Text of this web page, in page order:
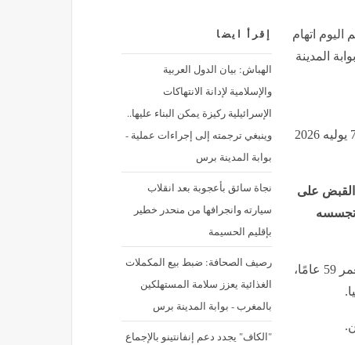
إقرأ ايضا
الهباش: بيان الدول العربية
والإسلامية لإدانة الانتهاكات
الإسرائيلية ركيزة يمكن البناء عليها..
وينبغي ترجمته إلى إجراءات عملية -
بوابة المدينة برس
نجاة سائق بأعجوبة بعد انقلاب
سيارته وانجرافها من منحدر خطير
بإقليم الحسيمة
رصيف الصحافة: ضبط بيع المكملات
الغذائية يعزز سلامة المستهلكين
بالمغرب - بوابة المدينة برس
"الكاف" يجدد دعم إنفانتينو بالإجماع
اتهام
المدينة
نشر في: الثلاثاء 7 يوليه 2026 - 7:16 م | آخر تحديث: الثلاثاء 7 يوليه 2026
القبض على
تجسسه
وأعلن مكتب الادعاء العام في روما أن الرجل، البالغ من العمر 59 عامًا،